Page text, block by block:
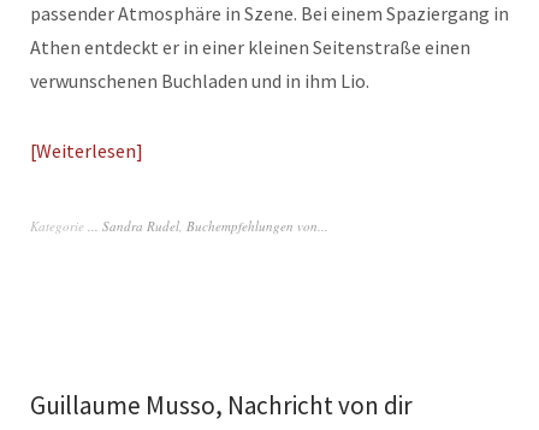
passender Atmosphäre in Szene. Bei einem Spaziergang in
Athen entdeckt er in einer kleinen Seitenstraße einen
verwunschenen Buchladen und in ihm Lio.
Weiterlesen
Kategorie ... Sandra Rudel, Buchempfehlungen von...
Guillaume Musso, Nachricht von dir